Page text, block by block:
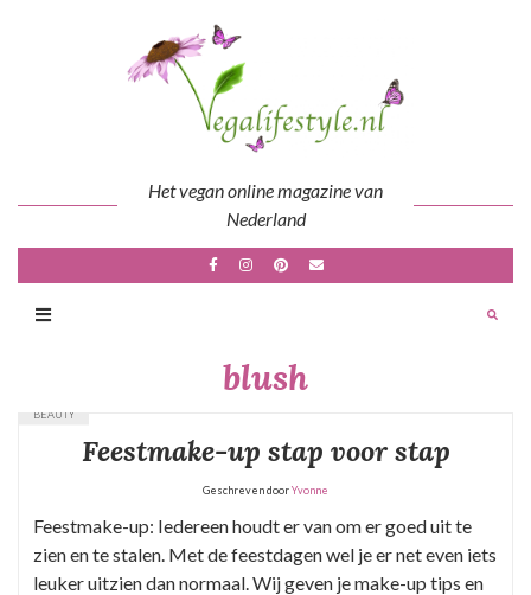
Het vegan online magazine van
Nederland
blush
BEAUTY
Feestmake-up stap voor stap
Geschreven doorYvonne
Feestmake-up: Iedereen houdt er van om er goed uit te
zien en te stalen. Met de feestdagen wel je er net even iets
leuker uitzien dan normaal. Wij geven je make-up tips en